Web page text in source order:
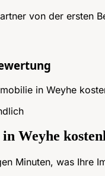
von der ersten
in Weyhe
Weyhe
Minuten, was Ihre